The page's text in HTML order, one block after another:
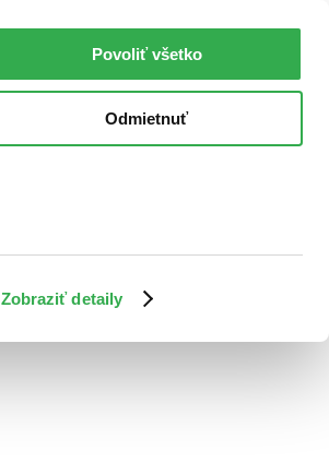
Zobraziť detaily
Povoliť všetko
Odmietnuť